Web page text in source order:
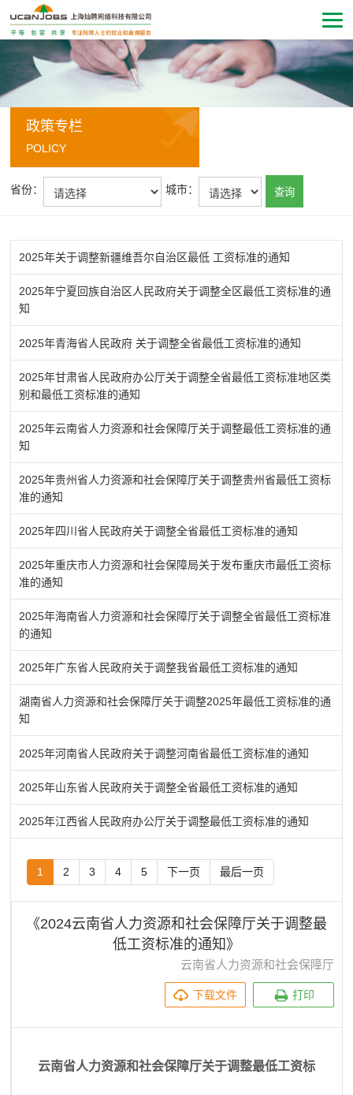
政策专栏
POLICY
省份： 城市： 查询
2025年关于调整新疆维吾尔自治区最低 工资标准的通知
2025年宁夏回族自治区人民政府关于调整全区最低工资标准的通
知
2025年青海省人民政府 关于调整全省最低工资标准的通知
2025年甘肃省人民政府办公厅关于调整全省最低工资标准地区类
别和最低工资标准的通知
2025年云南省人力资源和社会保障厅关于调整最低工资标准的通
知
2025年贵州省人力资源和社会保障厅关于调整贵州省最低工资标
准的通知
2025年四川省人民政府关于调整全省最低工资标准的通知
2025年重庆市人力资源和社会保障局关于发布重庆市最低工资标
准的通知
2025年海南省人力资源和社会保障厅关于调整全省最低工资标准
的通知
2025年广东省人民政府关于调整我省最低工资标准的通知
湖南省人力资源和社会保障厅关于调整2025年最低工资标准的通
知
2025年河南省人民政府关于调整河南省最低工资标准的通知
2025年山东省人民政府关于调整全省最低工资标准的通知
2025年江西省人民政府办公厅关于调整最低工资标准的通知
1 2 3 4 5 下一页 最后一页
《2024云南省人力资源和社会保障厅关于调整最
低工资标准的通知》
云南省人力资源和社会保障厅
下载文件 打印
云南省人力资源和社会保障厅关于调整最低工资标